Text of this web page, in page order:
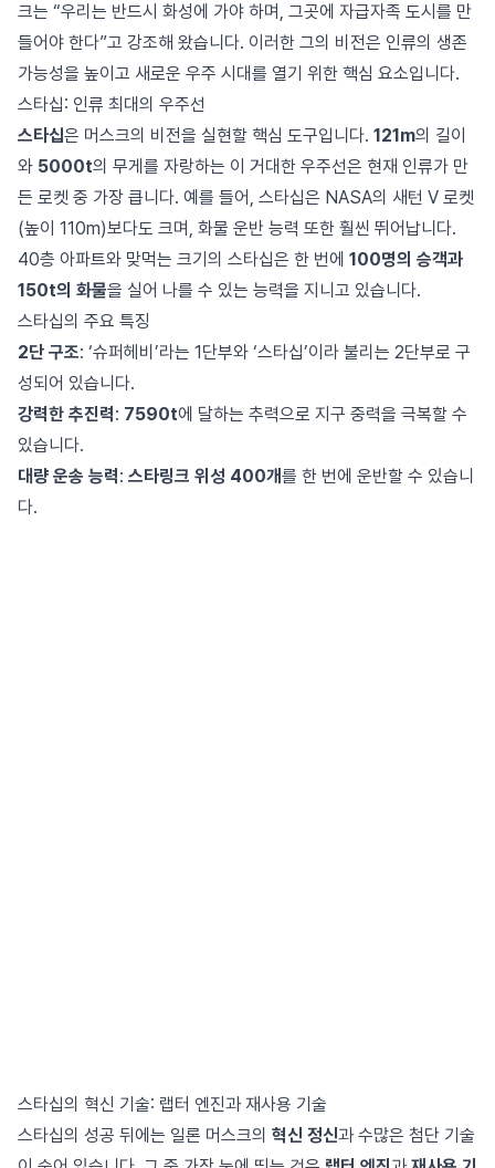
크는 “우리는 반드시 화성에 가야 하며, 그곳에 자급자족 도시를 만
들어야 한다”고 강조해 왔습니다. 이러한 그의 비전은 인류의 생존
가능성을 높이고 새로운 우주 시대를 열기 위한 핵심 요소입니다.
스타십: 인류 최대의 우주선
스타십은 머스크의 비전을 실현할 핵심 도구입니다. 121m의 길이
와 5000t의 무게를 자랑하는 이 거대한 우주선은 현재 인류가 만
든 로켓 중 가장 큽니다. 예를 들어, 스타십은 NASA의 새턴 V 로켓
(높이 110m)보다도 크며, 화물 운반 능력 또한 훨씬 뛰어납니다.
40층 아파트와 맞먹는 크기의 스타십은 한 번에 100명의 승객과
150t의 화물을 실어 나를 수 있는 능력을 지니고 있습니다.
스타십의 주요 특징
2단 구조: ‘슈퍼헤비’라는 1단부와 ‘스타십’이라 불리는 2단부로 구
성되어 있습니다.
강력한 추진력: 7590t에 달하는 추력으로 지구 중력을 극복할 수
있습니다.
대량 운송 능력: 스타링크 위성 400개를 한 번에 운반할 수 있습니
다.
스타십의 혁신 기술: 랩터 엔진과 재사용 기술
스타십의 성공 뒤에는 일론 머스크의 혁신 정신과 수많은 첨단 기술